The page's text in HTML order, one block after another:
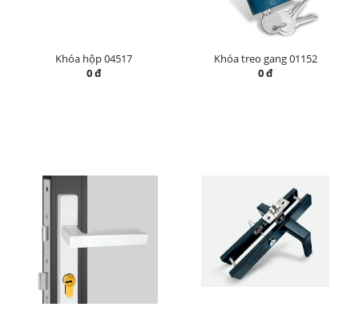
Khóa hộp 04517
0 đ
Khóa treo gang 01152
0 đ